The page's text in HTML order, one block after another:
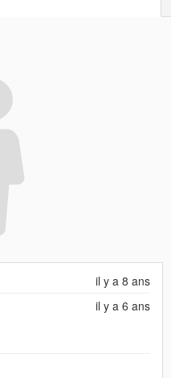
il y a 8 ans
il y a 6 ans